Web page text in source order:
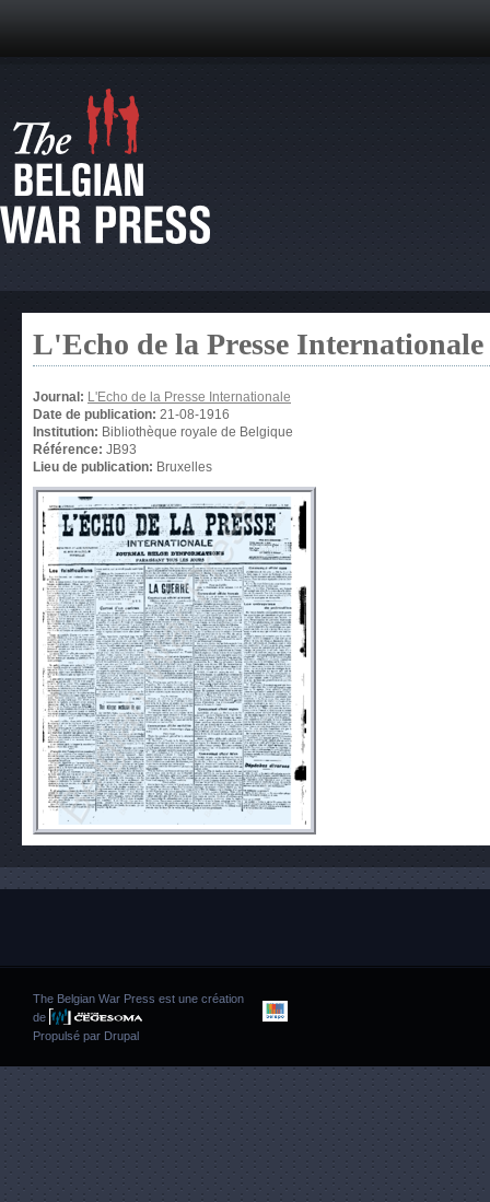
L'Echo de la Presse Internationale
Journal: L'Echo de la Presse Internationale
Date de publication: 21-08-1916
Institution: Bibliothèque royale de Belgique
Référence: JB93
Lieu de publication: Bruxelles
The Belgian War Press est une création
de
Propulsé par Drupal